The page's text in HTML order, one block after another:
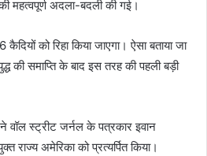
महत्वपूर्ण अदला-बदली की गई।
को रिहा किया जाएगा। ऐसा बताया जा
की समाप्ति के बाद इस तरह की पहली बड़ी
स्ट्रीट जर्नल के पत्रकार इवान
राज्य अमेरिका को प्रत्यर्पित किया।